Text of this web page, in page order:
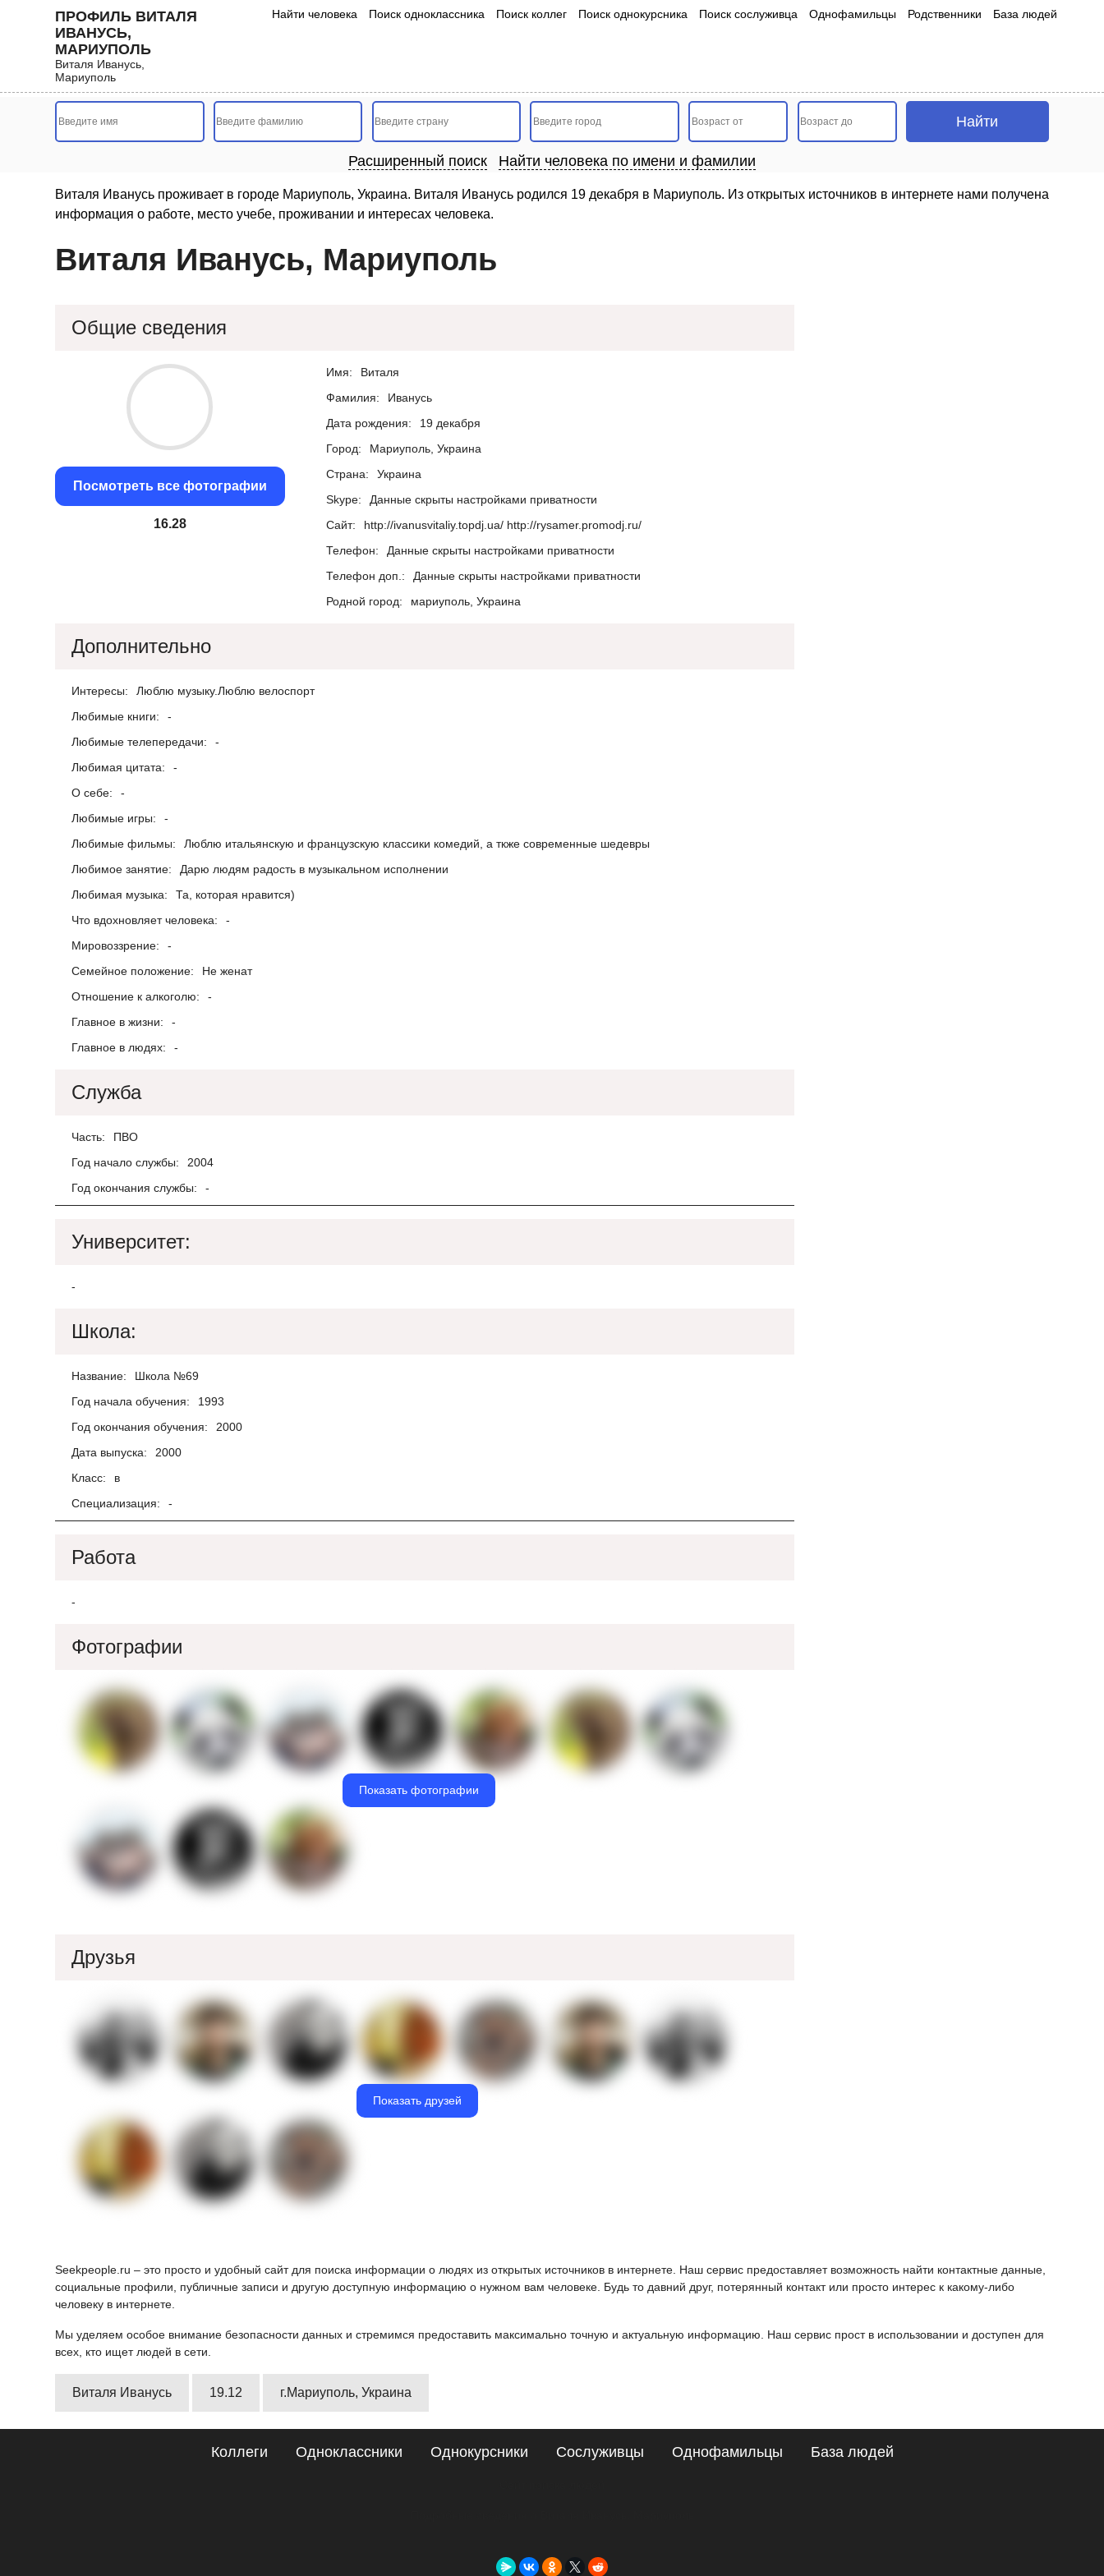
ПРОФИЛЬ ВИТАЛЯ
ИВАНУСЬ,
МАРИУПОЛЬ
Виталя Иванусь,
Мариуполь
Найти человека Поиск одноклассника Поиск коллег Поиск однокурсника Поиск сослуживца Однофамильцы Родственники База людей
Расширенный поиск Найти человека по имени и фамилии
Виталя Иванусь проживает в городе Мариуполь, Украина. Виталя Иванусь родился 19 декабря в Мариуполь. Из открытых источников в интернете нами получена
информация о работе, место учебе, проживании и интересах человека.
Виталя Иванусь, Мариуполь
Общие сведения
Посмотреть все фотографии
15.55
Имя:
Виталя
Фамилия:
Иванусь
Дата рождения:
19 декабря
Город:
Мариуполь, Украина
Страна:
Украина
Skype:
Данные скрыты настройками приватности
Сайт:
http://ivanusvitaliy.topdj.ua/ http://rysamer.promodj.ru/
Телефон:
Данные скрыты настройками приватности
Телефон доп.:
Данные скрыты настройками приватности
Родной город:
мариуполь, Украина
Дополнительно
Интересы:
Люблю музыку.Люблю велоспорт
Любимые книги:
-
Любимые телепередачи:
-
Любимая цитата:
-
О себе:
-
Любимые игры:
-
Любимые фильмы:
Люблю итальянскую и французскую классики комедий, а ткже современные шедевры
Любимое занятие:
Дарю людям радость в музыкальном исполнении
Любимая музыка:
Та, которая нравится)
Что вдохновляет человека:
-
Мировоззрение:
-
Семейное положение:
Не женат
Отношение к алкоголю:
-
Главное в жизни:
-
Главное в людях:
-
Служба
Часть:
ПВО
Год начало службы:
2004
Год окончания службы:
-
Университет:
-
Школа:
Название:
Школа №69
Год начала обучения:
1993
Год окончания обучения:
2000
Дата выпуска:
2000
Класс:
в
Специализация:
-
Работа
-
Фотографии
Показать фотографии
Друзья
Показать друзей
Seekpeople.ru – это просто и удобный сайт для поиска информации о людях из открытых источников в интернете. Наш сервис предоставляет возможность найти контактные данные,
социальные профили, публичные записи и другую доступную информацию о нужном вам человеке. Будь то давний друг, потерянный контакт или просто интерес к какому-либо
человеку в интернете.
Мы уделяем особое внимание безопасности данных и стремимся предоставить максимально точную и актуальную информацию. Наш сервис прост в использовании и доступен для
всех, кто ищет людей в сети.
Виталя Иванусь 19.12 г.Мариуполь, Украина
Коллеги Одноклассники Однокурсники Сослуживцы Однофамильцы База людей